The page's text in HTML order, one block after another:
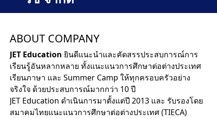
ABOUT COMPANY
JET Education ยินดีแนะนำและคัดสรรประสบการณ์การ
เรียนรู้อันหลากหลาย ทั้งแนะแนวการศึกษาต่อต่างประเทศ
เรียนภาษา และ Summer Camp ให้ทุกครอบครัวอย่าง
จริงใจ ด้วยประสบการณ์มากกว่า 10 ปี
JET Education ดำเนินการมาตั้งแต่ปี 2013 และ รับรองโดย
สมาคมไทยแนะแนวการศึกษาต่อต่างประเทศ (TIECA)